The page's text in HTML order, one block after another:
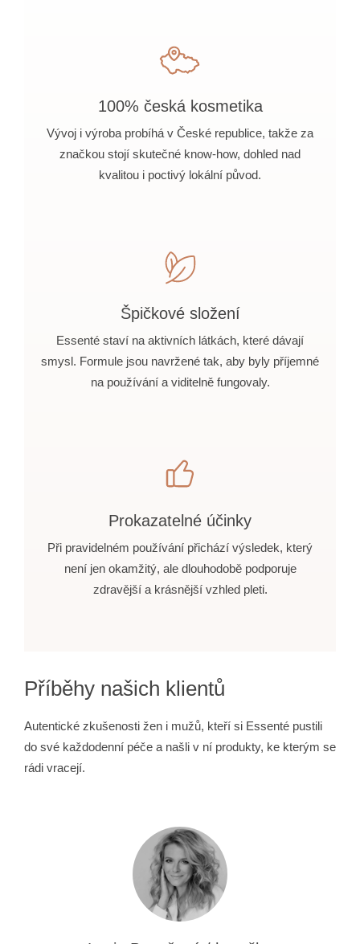
100% česká kosmetika
Vývoj i výroba probíhá v České republice, takže za
značkou stojí skutečné know-how, dohled nad
kvalitou i poctivý lokální původ.
Špičkové složení
Essenté staví na aktivních látkách, které dávají
smysl. Formule jsou navržené tak, aby byly příjemné
na používání a viditelně fungovaly.
Prokazatelné účinky
Při pravidelném používání přichází výsledek, který
není jen okamžitý, ale dlouhodobě podporuje
zdravější a krásnější vzhled pleti.
Příběhy našich klientů
Autentické zkušenosti žen i mužů, kteří si Essenté pustili
do své každodenní péče a našli v ní produkty, ke kterým se
rádi vracejí.